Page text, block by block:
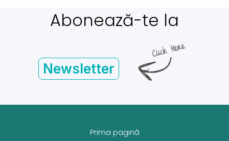
Abonează-te la
Newsletter
Prima pagină